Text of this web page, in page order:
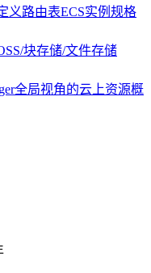
义路由表ECS实例规格
块存储/文件存储
全局视角的云上资源概